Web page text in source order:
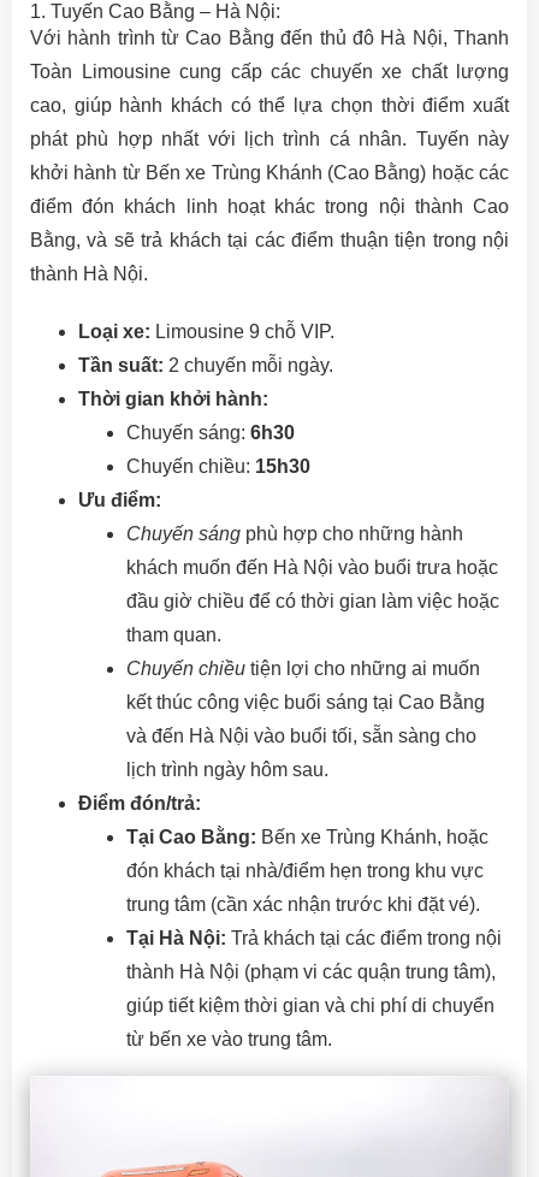
1. Tuyến Cao Bằng – Hà Nội:
Với hành trình từ Cao Bằng đến thủ đô Hà Nội, Thanh
Toàn Limousine cung cấp các chuyến xe chất lượng
cao, giúp hành khách có thể lựa chọn thời điểm xuất
phát phù hợp nhất với lịch trình cá nhân. Tuyến này
khởi hành từ Bến xe Trùng Khánh (Cao Bằng) hoặc các
điểm đón khách linh hoạt khác trong nội thành Cao
Bằng, và sẽ trả khách tại các điểm thuận tiện trong nội
thành Hà Nội.
Loại xe: Limousine 9 chỗ VIP.
Tần suất: 2 chuyến mỗi ngày.
Thời gian khởi hành:
Chuyến sáng: 6h30
Chuyến chiều: 15h30
Ưu điểm:
Chuyến sáng phù hợp cho những hành
khách muốn đến Hà Nội vào buổi trưa hoặc
đầu giờ chiều để có thời gian làm việc hoặc
tham quan.
Chuyến chiều tiện lợi cho những ai muốn
kết thúc công việc buổi sáng tại Cao Bằng
và đến Hà Nội vào buổi tối, sẵn sàng cho
lịch trình ngày hôm sau.
Điểm đón/trả:
Tại Cao Bằng: Bến xe Trùng Khánh, hoặc
đón khách tại nhà/điểm hẹn trong khu vực
trung tâm (cần xác nhận trước khi đặt vé).
Tại Hà Nội: Trả khách tại các điểm trong nội
thành Hà Nội (phạm vi các quận trung tâm),
giúp tiết kiệm thời gian và chi phí di chuyển
từ bến xe vào trung tâm.